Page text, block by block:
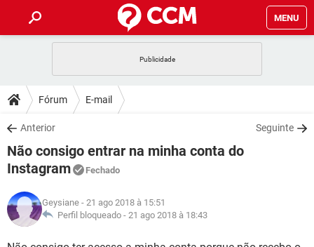
MENU
CELULAR
OUTLOOK
INSTAGRAM GMAIL
GUIA DE COMPRAS
DICAS
JOGOS
OUTLOOK
GUIA DE COMPRAS
DOWNLOADS
JOGOS WHATSAPP
CELULAR
OUTLOOK
INSTAGRAM
FÓRUM
CELULAR FACEBOOK
GLOSSÁRIO
JOGOS
Fórum E-mail
Anterior Seguinte
Não consigo entrar na minha conta do
Instagram
Fechado
Geysiane - 21 ago 2018 à 15:51
Perfil bloqueado - 21 ago 2018 à 18:43